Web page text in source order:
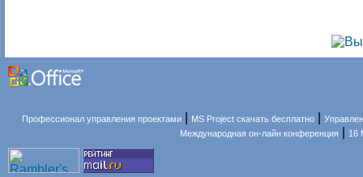
Профессионал управления проектами MS Project скачать бесплатно |
Международная он-лайн конференция
16